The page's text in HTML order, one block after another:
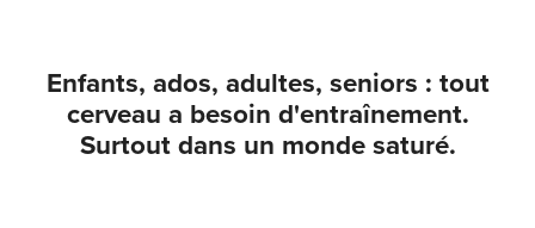
Enfants, ados, adultes, seniors : tout
cerveau a besoin d'entraînement.
Surtout dans un monde saturé.